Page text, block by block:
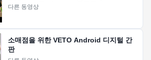
다른 동영상
소매점을 위한 VETO Android 디지털 간
판